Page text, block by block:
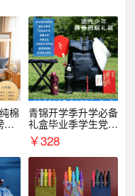
棉
题
青锦开学季升学必备
礼盒毕业季学生党户
外出行备考装备礼品
￥328